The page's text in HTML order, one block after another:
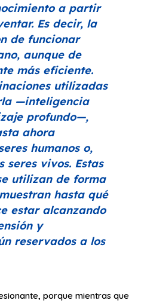
a partir
Es decir, la
de funcionar
aunque de
más eficiente.
utilizadas
—inteligencia
profundo—,
ahora
humanos o,
seres vivos. Estas
utilizan de forma
hasta qué
estar alcanzando
y
reservados a los
porque mientras que